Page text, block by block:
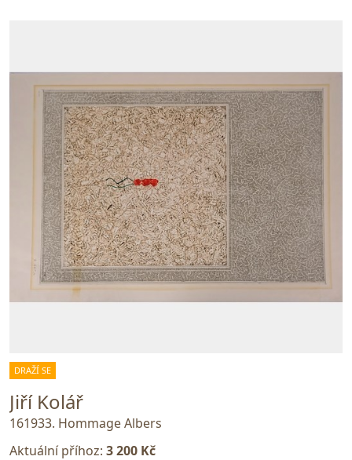
DRAŽÍ SE
Jiří Kolář
161933. Hommage Albers
Aktuální příhoz: 3 200 Kč